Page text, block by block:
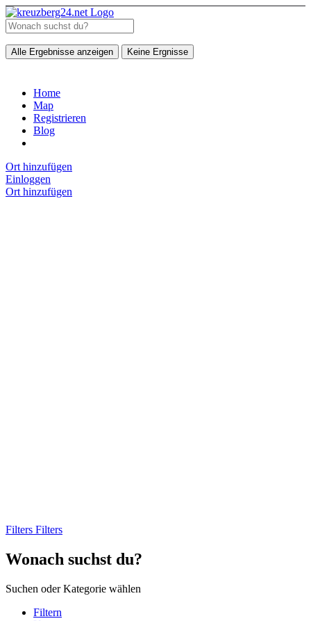
Alle Ergebnisse anzeigen Keine Ergnisse
Home
Map
Registrieren
Blog
Ort hinzufügen
Einloggen
Ort hinzufügen
Filters Filters
Wonach suchst du?
Suchen oder Kategorie wählen
Filtern